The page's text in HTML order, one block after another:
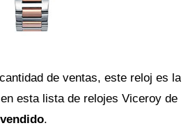
de ventas, este reloj es la
esta lista de relojes Viceroy de
.